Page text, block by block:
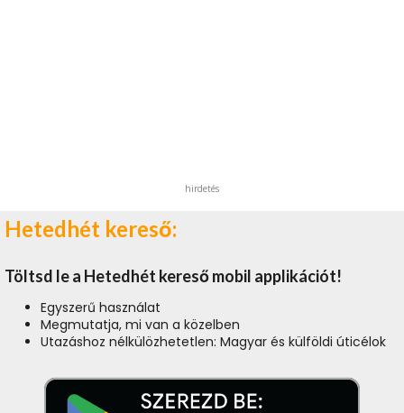
hirdetés
Hetedhét kereső:
Töltsd le a Hetedhét kereső mobil applikációt!
Egyszerű használat
Megmutatja, mi van a közelben
Utazáshoz nélkülözhetetlen: Magyar és külföldi úticélok